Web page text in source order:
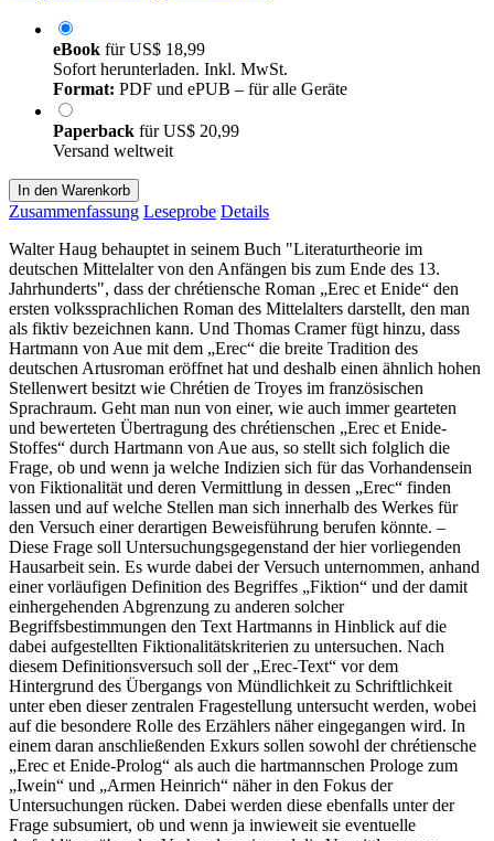
eBook fürUS$ 18,99
Sofort herunterladen. Inkl. MwSt.
Format: PDF und ePUB – für alle Geräte
Paperback fürUS$ 20,99
Versand weltweit
In den Warenkorb
Zusammenfassung Leseprobe Details
Walter Haug behauptet in seinem Buch "Literaturtheorie im
deutschen Mittelalter von den Anfängen bis zum Ende des 13.
Jahrhunderts", dass der chrétiensche Roman „Erec et Enide“ den
ersten volkssprachlichen Roman des Mittelalters darstellt, den man
als fiktiv bezeichnen kann. Und Thomas Cramer fügt hinzu, dass
Hartmann von Aue mit dem „Erec“ die breite Tradition des
deutschen Artusroman eröffnet hat und deshalb einen ähnlich hohen
Stellenwert besitzt wie Chrétien de Troyes im französischen
Sprachraum. Geht man nun von einer, wie auch immer gearteten
und bewerteten Übertragung des chrétienschen „Erec et Enide-
Stoffes“ durch Hartmann von Aue aus, so stellt sich folglich die
Frage, ob und wenn ja welche Indizien sich für das Vorhandensein
von Fiktionalität und deren Vermittlung in dessen „Erec“ finden
lassen und auf welche Stellen man sich innerhalb des Werkes für
den Versuch einer derartigen Beweisführung berufen könnte. –
Diese Frage soll Untersuchungsgegenstand der hier vorliegenden
Hausarbeit sein. Es wurde dabei der Versuch unternommen, anhand
einer vorläufigen Definition des Begriffes „Fiktion“ und der damit
einhergehenden Abgrenzung zu anderen solcher
Begriffsbestimmungen den Text Hartmanns in Hinblick auf die
dabei aufgestellten Fiktionalitätskriterien zu untersuchen. Nach
diesem Definitionsversuch soll der „Erec-Text“ vor dem
Hintergrund des Übergangs von Mündlichkeit zu Schriftlichkeit
unter eben dieser zentralen Fragestellung untersucht werden, wobei
auf die besondere Rolle des Erzählers näher eingegangen wird. In
einem daran anschließenden Exkurs sollen sowohl der chrétiensche
„Erec et Enide-Prolog“ als auch die hartmannschen Prologe zum
„Iwein“ und „Armen Heinrich“ näher in den Fokus der
Untersuchungen rücken. Dabei werden diese ebenfalls unter der
Frage subsumiert, ob und wenn ja inwieweit sie eventuelle